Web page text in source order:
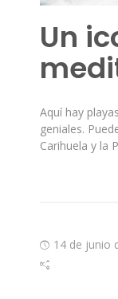
Un
Aquí hay
geniales.
Carihuela y la
14 de junio